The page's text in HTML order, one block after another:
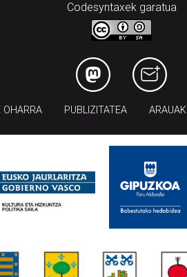
Codesyntaxek garatua
OHARRA PUBLIZITATEA ARAUAK